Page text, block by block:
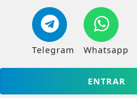
Telegram Whatsapp
ENTRAR